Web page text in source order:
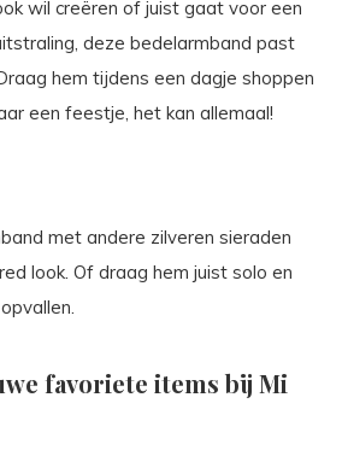
wil creëren of juist gaat voor een
deze bedelarmband past
hem tijdens een dagje shoppen
een feestje, het kan allemaal!
met andere zilveren sieraden
look. Of draag hem juist solo en
favoriete items bij Mi